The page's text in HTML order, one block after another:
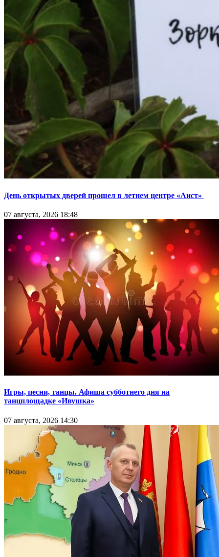
День открытых дверей прошел в летнем центре «Аист»
07 августа, 2026 18:48
Игры, песни, танцы. Афиша субботнего дня на
танцплощадке «Ивушка»
07 августа, 2026 14:30